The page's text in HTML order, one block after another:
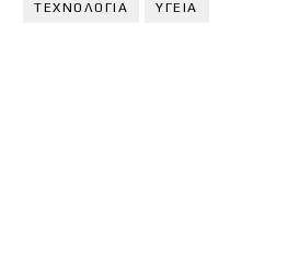
ΤΕΧΝΟΛΟΓΙΑ ΥΓΕΙΑ